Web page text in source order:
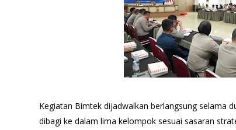
Kegiatan Bimtek dijadwalkan berlangsung selama
dibagi ke dalam lima kelompok sesuai sasaran